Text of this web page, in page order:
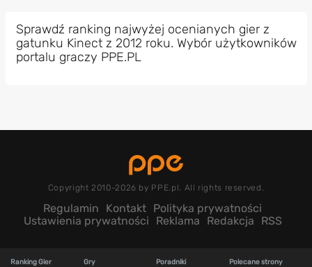
Sprawdź ranking najwyżej ocenianych gier z
gatunku Kinect z 2012 roku. Wybór użytkowników
portalu graczy PPE.PL
Copyright 2010-2026 by PPE.pl. All rights reserved.
Regulamin Kontakt Polityka prywatności
Ustawienia prywatności
Reklama Redakcja RSS
Ranking Gier Gry Poradniki Polecane strony